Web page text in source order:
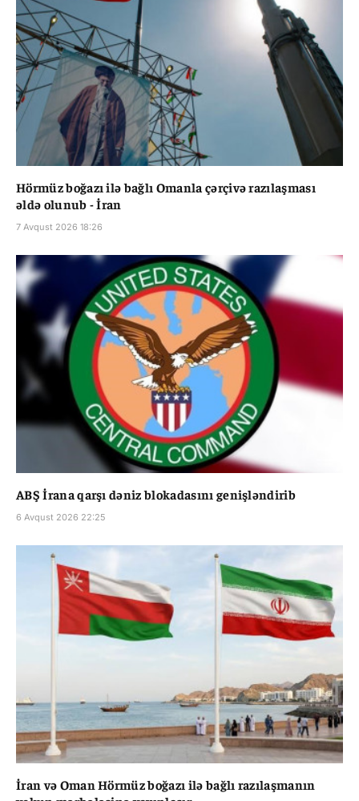
Hörmüz boğazı ilə bağlı Omanla çərçivə razılaşması
əldə olunub - İran
7 Avqust 2026 18:26
ABŞ İrana qarşı dəniz blokadasını genişləndirib
6 Avqust 2026 22:25
İran və Oman Hörmüz boğazı ilə bağlı razılaşmanın